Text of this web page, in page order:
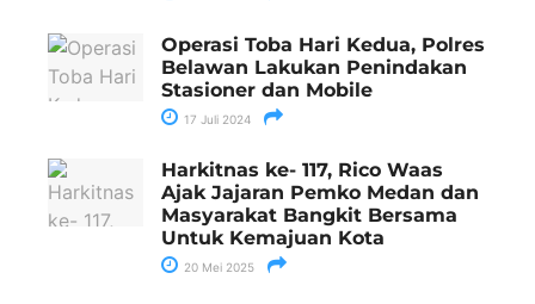
Operasi Toba Hari Kedua, Polres
Belawan Lakukan Penindakan
Stasioner dan Mobile
17 Juli 2024
Harkitnas ke- 117, Rico Waas
Ajak Jajaran Pemko Medan dan
Masyarakat Bangkit Bersama
Untuk Kemajuan Kota
20 Mei 2025